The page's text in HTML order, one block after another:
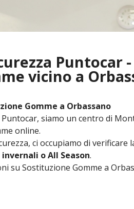
Puntocar
vicino a
Gomme a Orbassano
siamo un centro di
online.
ci occupiamo di verificare
o All Season.
su Sostituzione Gomme a